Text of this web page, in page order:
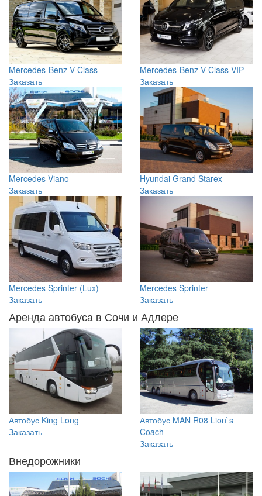
Mercedes-Benz V Class
Заказать
Mercedes-Benz V Class VIP
Заказать
Mercedes Viano
Заказать
Hyundai Grand Starex
Заказать
Mercedes Sprinter (Lux)
Заказать
Mercedes Sprinter
Заказать
Аренда автобуса в Сочи и Адлере
Автобус King Long
Заказать
Автобус MAN R08 Lion`s
Coach
Заказать
Внедорожники